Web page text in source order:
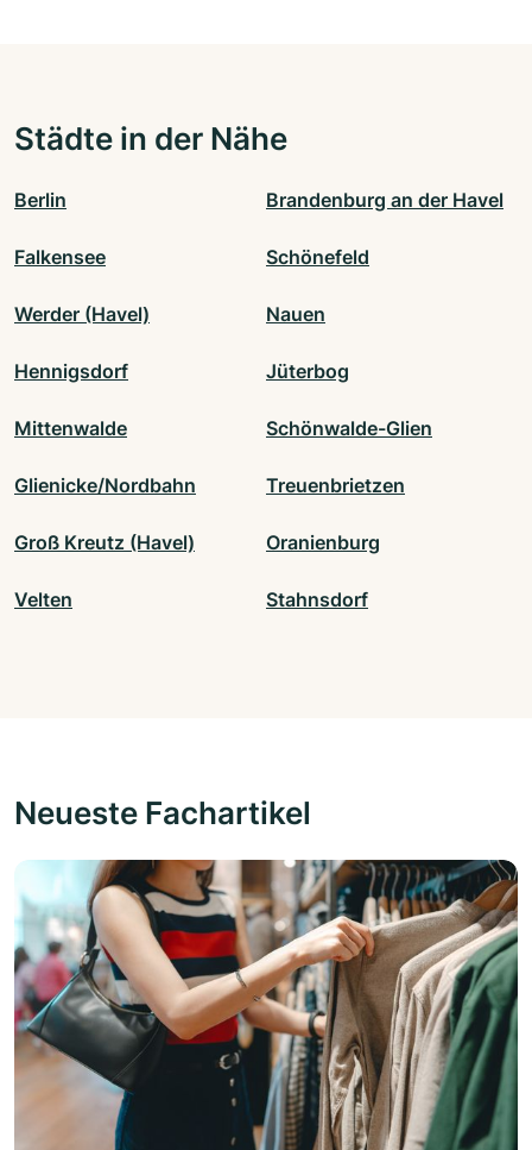
Städte in der Nähe
Berlin Brandenburg an der Havel
Falkensee Schönefeld
Werder (Havel) Nauen
Hennigsdorf Jüterbog
Mittenwalde Schönwalde-Glien
Glienicke/Nordbahn Treuenbrietzen
Groß Kreutz (Havel) Oranienburg
Velten Stahnsdorf
Neueste Fachartikel